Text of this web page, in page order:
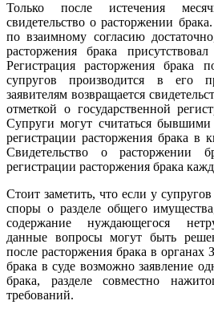
Только после истечения
свидетельство о расторжении
по взаимному согласию
расторжения брака
Регистрация расторжения брака
супругов производится в его
заявителям возвращается
отметкой о государственной
Супруги могут считаться бывшими
регистрации расторжения брака в
Свидетельство о расторжении
регистрации расторжения брака
Стоит заметить, что если у
споры о разделе общего
содержание нуждающегося
данные вопросы могут быть
после расторжения брака в
брака в суде возможно заявление
брака, разделе совместно
требований.